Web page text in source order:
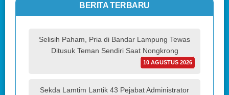
BERITA TERBARU
Selisih Paham, Pria di Bandar Lampung Tewas
Ditusuk Teman Sendiri Saat Nongkrong
10 AGUSTUS 2026
Sekda Lamtim Lantik 43 Pejabat Administrator